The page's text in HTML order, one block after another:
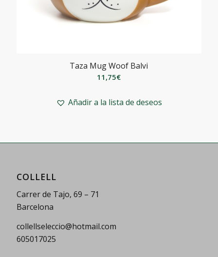
Taza Mug Woof Balvi
11,75€
Añadir a la lista de deseos
COLLELL
Carrer de Tajo, 69 – 71
Barcelona
collellseleccio@hotmail.com
605017025